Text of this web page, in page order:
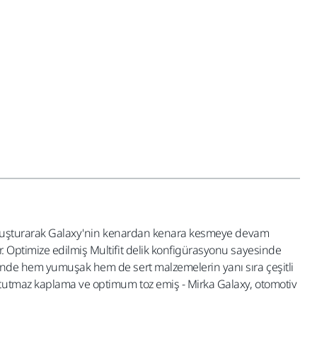
Galaxy'nin kenardan kenara kesmeye devam
Optimize edilmiş Multifit delik konfigürasyonu sayesinde
hem yumuşak hem de sert malzemelerin yanı sıra çeşitli
kaplama ve optimum toz emiş - Mirka Galaxy, otomotiv